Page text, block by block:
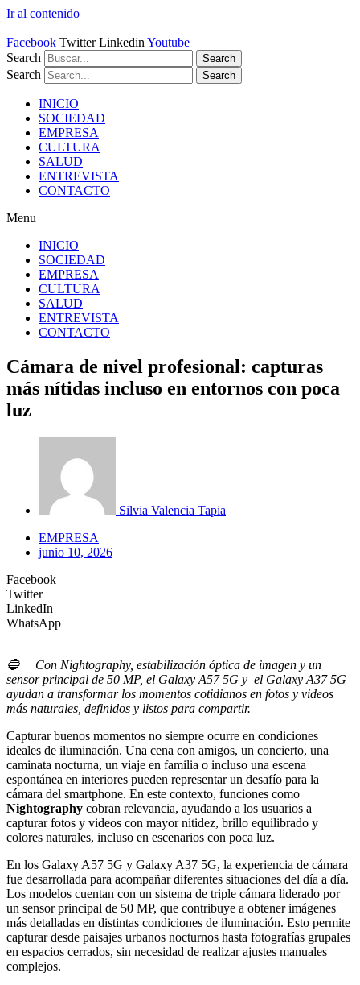
Ir al contenido
Facebook Twitter Linkedin Youtube
Search
Search
Search Search
INICIO
SOCIEDAD
EMPRESA
CULTURA
SALUD
ENTREVISTA
CONTACTO
Menu
INICIO
SOCIEDAD
EMPRESA
CULTURA
SALUD
ENTREVISTA
CONTACTO
Cámara de nivel profesional: capturas
más nítidas incluso en entornos con poca
luz
Silvia Valencia Tapia
EMPRESA
junio 10, 2026
Facebook
Twitter
LinkedIn
WhatsApp
🔵 Con Nightography, estabilización óptica de imagen y un
sensor principal de 50 MP, el Galaxy A57 5G y el Galaxy A37 5G
ayudan a transformar los momentos cotidianos en fotos y videos
más naturales, definidos y listos para compartir.
Capturar buenos momentos no siempre ocurre en condiciones
ideales de iluminación. Una cena con amigos, un concierto, una
caminata nocturna, un viaje en familia o incluso una escena
espontánea en interiores pueden representar un desafío para la
cámara del smartphone. En este contexto, funciones como
Nightography cobran relevancia, ayudando a los usuarios a
capturar fotos y videos con mayor nitidez, brillo equilibrado y
colores naturales, incluso en escenarios con poca luz.
En los Galaxy A57 5G y Galaxy A37 5G, la experiencia de cámara
fue desarrollada para acompañar diferentes situaciones del día a día.
Los modelos cuentan con un sistema de triple cámara liderado por
un sensor principal de 50 MP, que contribuye a obtener imágenes
más detalladas en distintas condiciones de iluminación. Esto permite
capturar desde paisajes urbanos nocturnos hasta fotografías grupales
en espacios cerrados, sin necesidad de realizar ajustes manuales
complejos.